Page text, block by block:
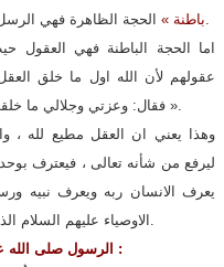
باطنة »
اما الحجة الباطنة فهي العقول
عقولهم لأن الله اول ما خلق
فقال: وعزتي وجلالي ما خلقت خلقاً احب الي منك ، بك اثيب وبك اعاقب ».
وهذا يعني ان العقل مطيع لله ،
ليرفع من شأنه تعالى ، فيعترف
يعرف الانسان ربه ويعرف نبيه
2. الرسول صلى الله عليه وآله وسلم ومسألة الاخلاف على الامة :